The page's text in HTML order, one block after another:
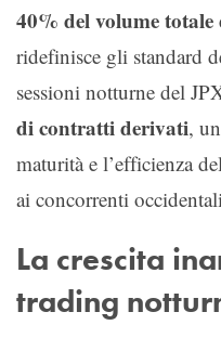
40% del volume
ridefinisce gli standard
sessioni notturne del
di contratti derivati,
maturità e l’efficienza
ai concorrenti
La crescita
trading